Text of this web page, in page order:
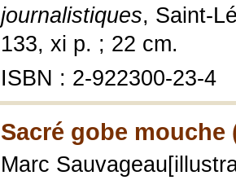
journalistiques, Saint-
133, xi p. ; 22 cm.
ISBN : 2-922300-23-4
Sacré gobe mouche
Marc